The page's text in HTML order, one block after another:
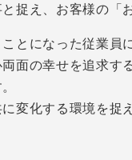
捉え、お客様の「
とになった従業員
面の幸せを追求す
変化する環境を捉